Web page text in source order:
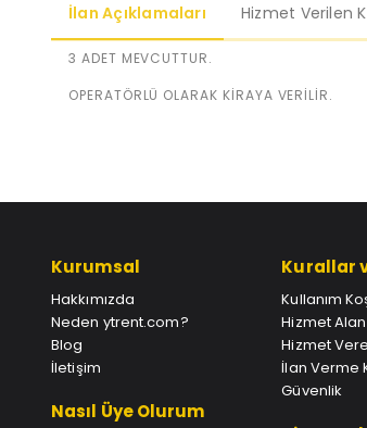
İlan Açıklamaları Hizmet Verilen
3 ADET MEVCUTTUR.
OPERATÖRLÜ OLARAK KİRAYA VERİLİR.
Kurumsal
Hakkımızda
Neden ytrent.com?
Blog
İletişim
Nasıl Üye Olurum
Kurallar
Kullanım
Hizmet
Hizmet
İlan Verme
Güvenlik